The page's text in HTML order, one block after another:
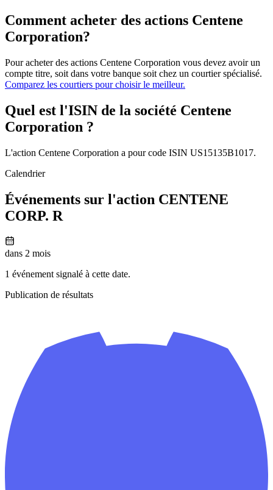
Comment acheter des actions Centene
Corporation?
Pour acheter des actions Centene Corporation vous devez avoir un
compte titre, soit dans votre banque soit chez un courtier spécialisé.
Comparez les courtiers pour choisir le meilleur.
Quel est l'ISIN de la société Centene
Corporation ?
L'action Centene Corporation a pour code ISIN US15135B1017.
Calendrier
Événements sur l'action CENTENE
CORP. R
dans 2 mois
1 événement signalé à cette date.
Publication de résultats